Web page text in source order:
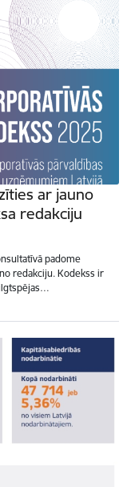
ar jauno
redakciju
padome
redakciju. Kodekss ir